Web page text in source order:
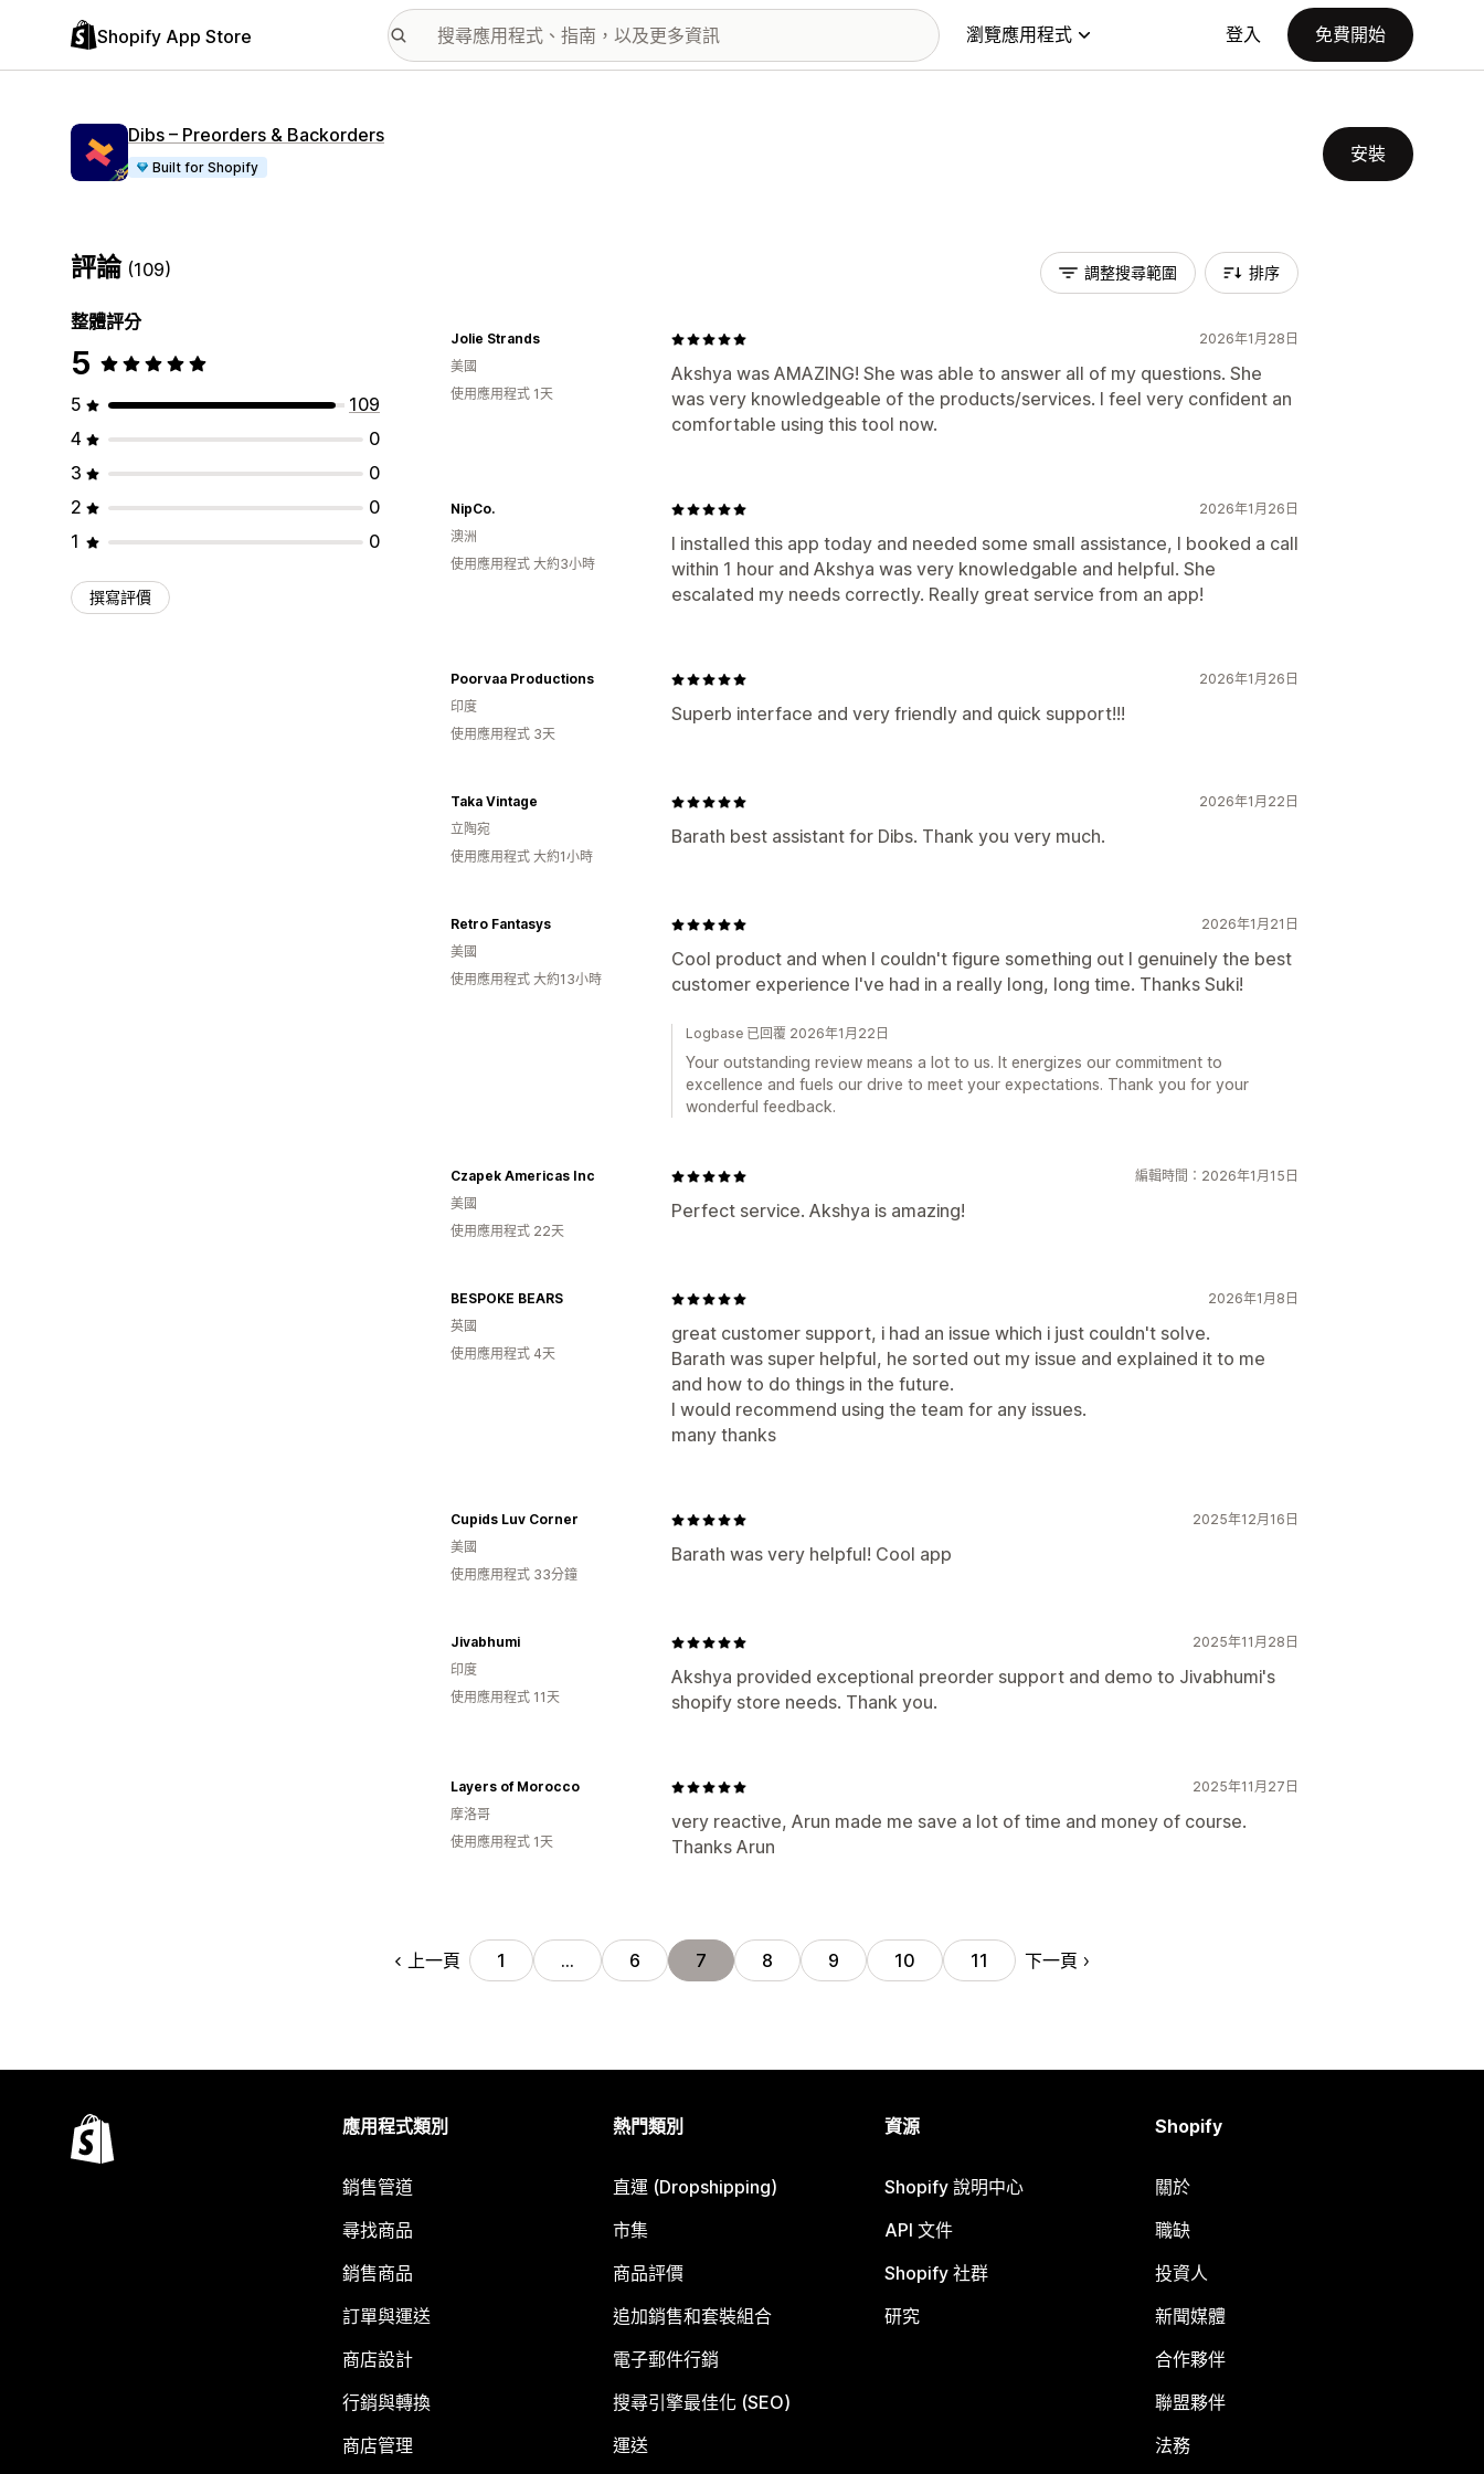
Shopify App Store 瀏覽應用程式 登入 免費開始
Dibs – Preorders & Backorders
Built for Shopify
安裝
評論 (109)
整體評分
5
5
109
4
0
3
0
2
0
1
0
撰寫評價
調整搜尋範圍 排序
2026年1月28日
Akshya was AMAZING! She was able to answer all of my questions. She
was very knowledgeable of the products/services. I feel very confident an
comfortable using this tool now.
Jolie Strands
美國
使用應用程式 1天
2026年1月26日
I installed this app today and needed some small assistance, I booked a call
within 1 hour and Akshya was very knowledgable and helpful. She
escalated my needs correctly. Really great service from an app!
NipCo.
澳洲
使用應用程式 大約3小時
2026年1月26日
Superb interface and very friendly and quick support!!!
Poorvaa Productions
印度
使用應用程式 3天
2026年1月22日
Barath best assistant for Dibs. Thank you very much.
Taka Vintage
立陶宛
使用應用程式 大約1小時
2026年1月21日
Cool product and when I couldn't figure something out I genuinely the best
customer experience I've had in a really long, long time. Thanks Suki!
Retro Fantasys
美國
使用應用程式 大約13小時
Logbase 已回覆 2026年1月22日
Your outstanding review means a lot to us. It energizes our commitment to
excellence and fuels our drive to meet your expectations. Thank you for your
wonderful feedback.
編輯時間：2026年1月15日
Perfect service. Akshya is amazing!
Czapek Americas Inc
美國
使用應用程式 22天
2026年1月8日
great customer support, i had an issue which i just couldn't solve.
Barath was super helpful, he sorted out my issue and explained it to me
and how to do things in the future.
I would recommend using the team for any issues.
many thanks
BESPOKE BEARS
英國
使用應用程式 4天
2025年12月16日
Barath was very helpful! Cool app
Cupids Luv Corner
美國
使用應用程式 33分鐘
2025年11月28日
Akshya provided exceptional preorder support and demo to Jivabhumi's
shopify store needs. Thank you.
Jivabhumi
印度
使用應用程式 11天
2025年11月27日
very reactive, Arun made me save a lot of time and money of course.
Thanks Arun
Layers of Morocco
摩洛哥
使用應用程式 1天
上一頁 1 … 6 7 8 9 10 11 下一頁
應用程式類別
銷售管道
尋找商品
銷售商品
訂單與運送
商店設計
行銷與轉換
商店管理
熱門類別
直運 (Dropshipping)
市集
商品評價
追加銷售和套裝組合
電子郵件行銷
搜尋引擎最佳化 (SEO)
運送
資源
Shopify 說明中心
API 文件
Shopify 社群
研究
Shopify
關於
職缺
投資人
新聞媒體
合作夥伴
聯盟夥伴
法務